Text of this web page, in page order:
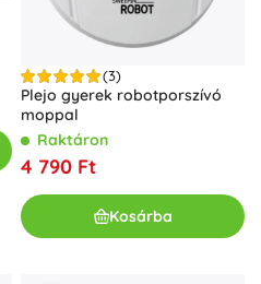
(3)
Plejo gyerek robotporszívó
moppal
Raktáron
4 790 Ft
Kosárba